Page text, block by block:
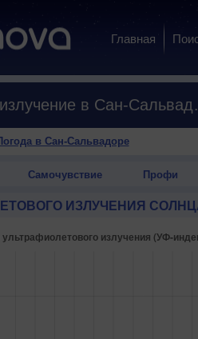
Главная
в Сан-Сальвадоре
Самочувствие Профи
ИЗЛУЧЕНИЯ